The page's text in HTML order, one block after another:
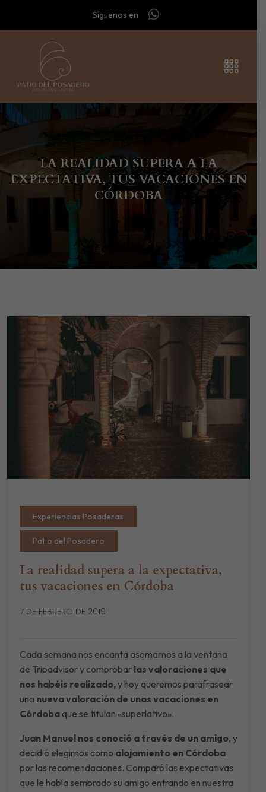
Síguenos en
LA REALIDAD SUPERA A LA
EXPECTATIVA, TUS VACACIONES EN
CÓRDOBA
Experiencias Posaderas
Patio del Posadero
La realidad supera a la expectativa,
tus vacaciones en Córdoba
7 DE FEBRERO DE 2019
Cada semana nos encanta asomarnos a la ventana
de Tripadvisor y comprobar las valoraciones que
nos habéis realizado,y hoy queremos parafrasear
una nueva valoración de unas vacaciones en
Córdoba que se titulan «superlativo».
Juan Manuel nos conoció a través de un amigo, y
decidió elegirnos como alojamiento en Córdoba
por las recomendaciones. Comparó las expectativas
que le había sembrado su amigo entrando en nuestra